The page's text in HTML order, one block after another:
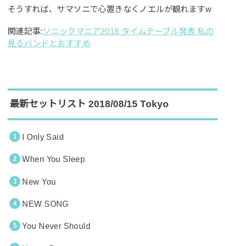
そうすれば、サマソニで心置きなくノエルが観れますw
関連記事: ソニックマニア2018 タイムテーブル発表 私の
見るバンドとおすすめ
最新セットリスト 2018/08/15 Tokyo
I Only Said
When You Sleep
New You
NEW SONG
You Never Should